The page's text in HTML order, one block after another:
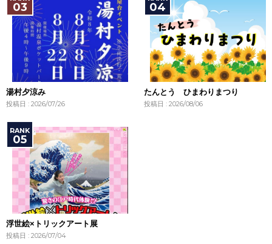
湯村夕涼み
投稿日 : 2026/07/26
たんとう ひまわりまつり
投稿日 : 2026/08/06
浮世絵×トリックアート展
投稿日 : 2026/07/04